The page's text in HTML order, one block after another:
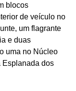
blocos
de veículo no
um flagrante
e duas
uma no Núcleo
Esplanada dos